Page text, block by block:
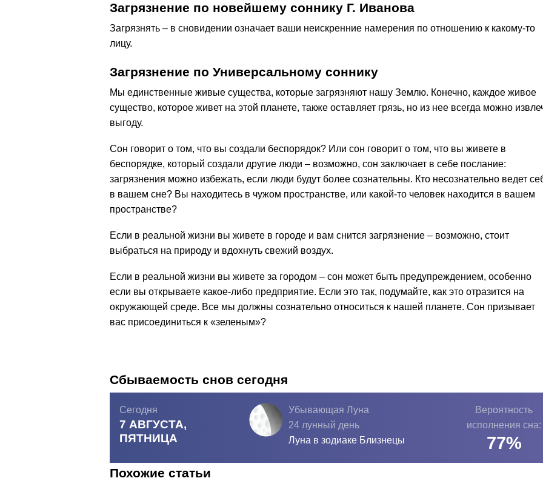
Загрязнение по новейшему соннику Г. Иванова
Загрязнять – в сновидении означает ваши неискренние намерения по отношению к какому-то
лицу.
Загрязнение по Универсальному соннику
Мы единственные живые существа, которые загрязняют нашу Землю. Конечно, каждое живое
существо, которое живет на этой планете, также оставляет грязь, но из нее всегда можно
выгоду.
Сон говорит о том, что вы создали беспорядок? Или сон говорит о том, что вы живете в
беспорядке, который создали другие люди – возможно, сон заключает в себе послание:
загрязнения можно избежать, если люди будут более сознательны. Кто несознательно ведет
в вашем сне? Вы находитесь в чужом пространстве, или какой-то человек находится в вашем
пространстве?
Если в реальной жизни вы живете в городе и вам снится загрязнение – возможно, стоит
выбраться на природу и вдохнуть свежий воздух.
Если в реальной жизни вы живете за городом – сон может быть предупреждением, особенно
если вы открываете какое-либо предприятие. Если это так, подумайте, как это отразится на
окружающей среде. Все мы должны сознательно относиться к нашей планете. Сон призывает
вас присоединиться к «зеленым»?
Сбываемость снов сегодня
Сегодня
7 АВГУСТА,
ПЯТНИЦА
Убывающая Луна
24 лунный день
Луна в зодиаке Близнецы
Вероятность
исполнения сна:
77%
Похожие статьи